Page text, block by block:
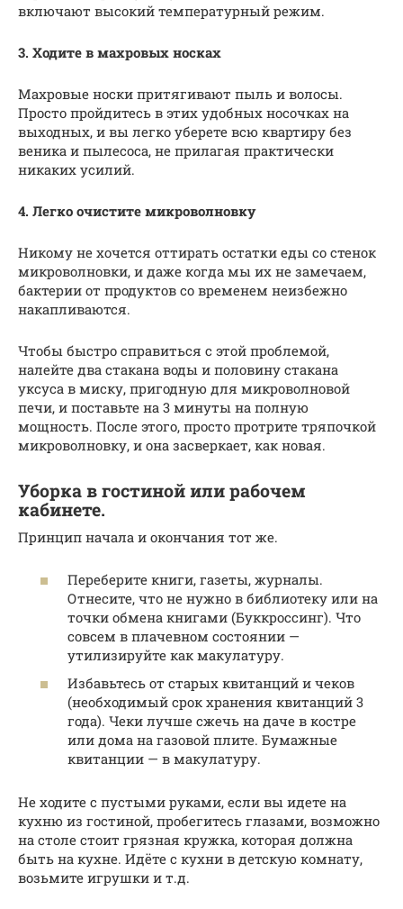
включают высокий температурный режим.
3. Ходите в махровых носках
Махровые носки притягивают пыль и волосы.
Просто пройдитесь в этих удобных носочках на
выходных, и вы легко уберете всю квартиру без
веника и пылесоса, не прилагая практически
никаких усилий.
4. Легко очистите микроволновку
Никому не хочется оттирать остатки еды со стенок
микроволновки, и даже когда мы их не замечаем,
бактерии от продуктов со временем неизбежно
накапливаются.
Чтобы быстро справиться с этой проблемой,
налейте два стакана воды и половину стакана
уксуса в миску, пригодную для микроволновой
печи, и поставьте на 3 минуты на полную
мощность. После этого, просто протрите тряпочкой
микроволновку, и она засверкает, как новая.
Уборка в гостиной или рабочем
кабинете.
Принцип начала и окончания тот же.
Переберите книги, газеты, журналы.
Отнесите, что не нужно в библиотеку или на
точки обмена книгами (Буккроссинг). Что
совсем в плачевном состоянии —
утилизируйте как макулатуру.
Избавьтесь от старых квитанций и чеков
(необходимый срок хранения квитанций 3
года). Чеки лучше сжечь на даче в костре
или дома на газовой плите. Бумажные
квитанции — в макулатуру.
Не ходите с пустыми руками, если вы идете на
кухню из гостиной, пробегитесь глазами, возможно
на столе стоит грязная кружка, которая должна
быть на кухне. Идёте с кухни в детскую комнату,
возьмите игрушки и т.д.